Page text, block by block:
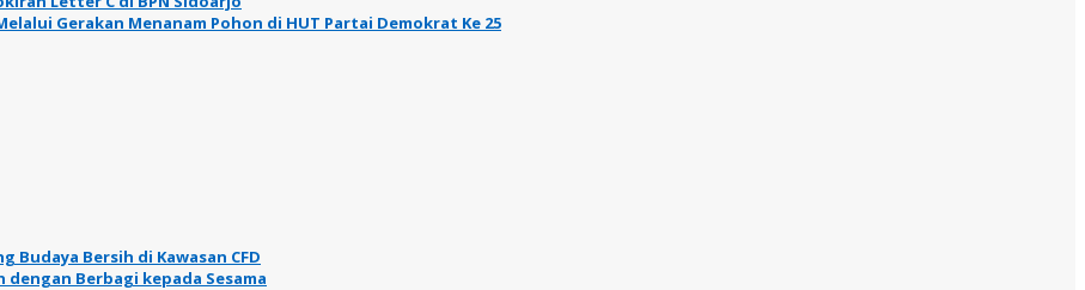
Gerakan Menanam Pohon di HUT Partai Demokrat Ke 25
Budaya Bersih di Kawasan CFD
dengan Berbagi kepada Sesama